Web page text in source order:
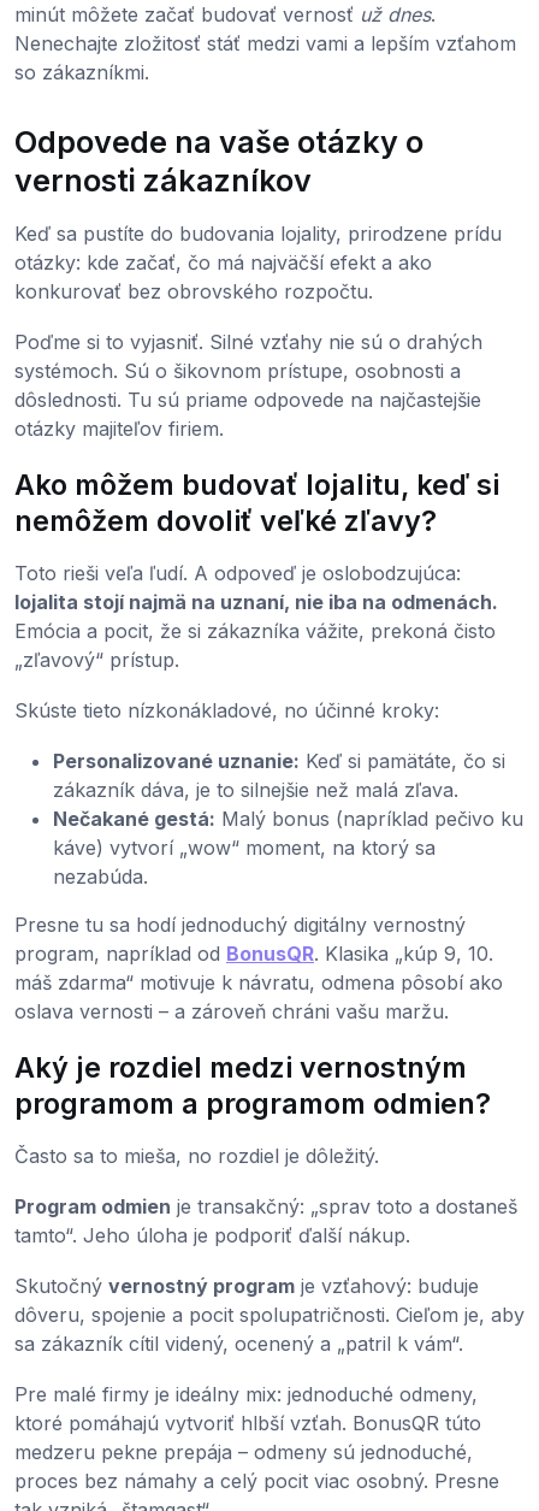
minút môžete začať budovať vernosť už dnes.
Nenechajte zložitosť stáť medzi vami a lepším vzťahom
so zákazníkmi.
Odpovede na vaše otázky o
vernosti zákazníkov
Keď sa pustíte do budovania lojality, prirodzene prídu
otázky: kde začať, čo má najväčší efekt a ako
konkurovať bez obrovského rozpočtu.
Poďme si to vyjasniť. Silné vzťahy nie sú o drahých
systémoch. Sú o šikovnom prístupe, osobnosti a
dôslednosti. Tu sú priame odpovede na najčastejšie
otázky majiteľov firiem.
Ako môžem budovať lojalitu, keď si
nemôžem dovoliť veľké zľavy?
Toto rieši veľa ľudí. A odpoveď je oslobodzujúca:
lojalita stojí najmä na uznaní, nie iba na odmenách.
Emócia a pocit, že si zákazníka vážite, prekoná čisto
„zľavový“ prístup.
Skúste tieto nízkonákladové, no účinné kroky:
Personalizované uznanie: Keď si pamätáte, čo si
zákazník dáva, je to silnejšie než malá zľava.
Nečakané gestá: Malý bonus (napríklad pečivo ku
káve) vytvorí „wow“ moment, na ktorý sa
nezabúda.
Presne tu sa hodí jednoduchý digitálny vernostný
program, napríklad od BonusQR. Klasika „kúp 9, 10.
máš zdarma“ motivuje k návratu, odmena pôsobí ako
oslava vernosti – a zároveň chráni vašu maržu.
Aký je rozdiel medzi vernostným
programom a programom odmien?
Často sa to mieša, no rozdiel je dôležitý.
Program odmien je transakčný: „sprav toto a dostaneš
tamto“. Jeho úloha je podporiť ďalší nákup.
Skutočný vernostný program je vzťahový: buduje
dôveru, spojenie a pocit spolupatričnosti. Cieľom je, aby
sa zákazník cítil videný, ocenený a „patril k vám“.
Pre malé firmy je ideálny mix: jednoduché odmeny,
ktoré pomáhajú vytvoriť hlbší vzťah. BonusQR túto
medzeru pekne prepája – odmeny sú jednoduché,
proces bez námahy a celý pocit viac osobný. Presne